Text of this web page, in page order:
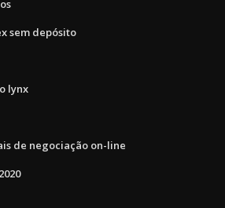
sem depósito
lynx
de negociação on-line